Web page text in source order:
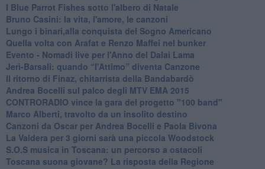
I Blue Parrot Fishes sotto l'albero di Natale
Bruno Casini: la vita, l'amore, le canzoni
​Lungo i binari,alla conquista del Sogno Americano
​Quella volta con Arafat e Renzo Maffei nel bunker
​Evento - Nomadi live per l'Anno del Dalai Lama
Jerì-Barsali: quando “l'Attimo” diventa Canzone
Il ritorno di Finaz, chitarrista della Bandabardò
Andrea Bocelli sul palco degli MTV EMA 2015
CONTRORADIO vince la gara del progetto "100 band"
Marco Alberti, travolto da un insolito destino
Canzoni da Oscar per Andrea Bocelli e Paola Bivona
La Valdera per 3 giorni sarà una piccola Woodstock
S.O.S musica in Toscana: un percorso a ostacoli
​Toscana suona giovane? La risposta della Regione